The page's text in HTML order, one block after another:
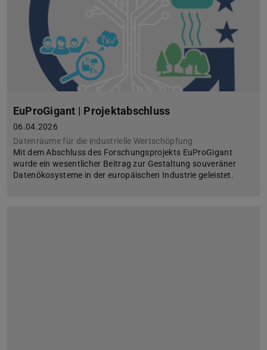
EuProGigant | Projektabschluss
06.04.2026
Datenräume für die industrielle Wertschöpfung
Mit dem Abschluss des Forschungsprojekts EuProGigant
wurde ein wesentlicher Beitrag zur Gestaltung souveräner
Datenökosysteme in der europäischen Industrie geleistet.